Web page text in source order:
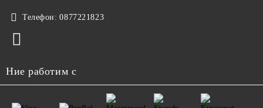
Телефон: 0877221823
Ние работим с